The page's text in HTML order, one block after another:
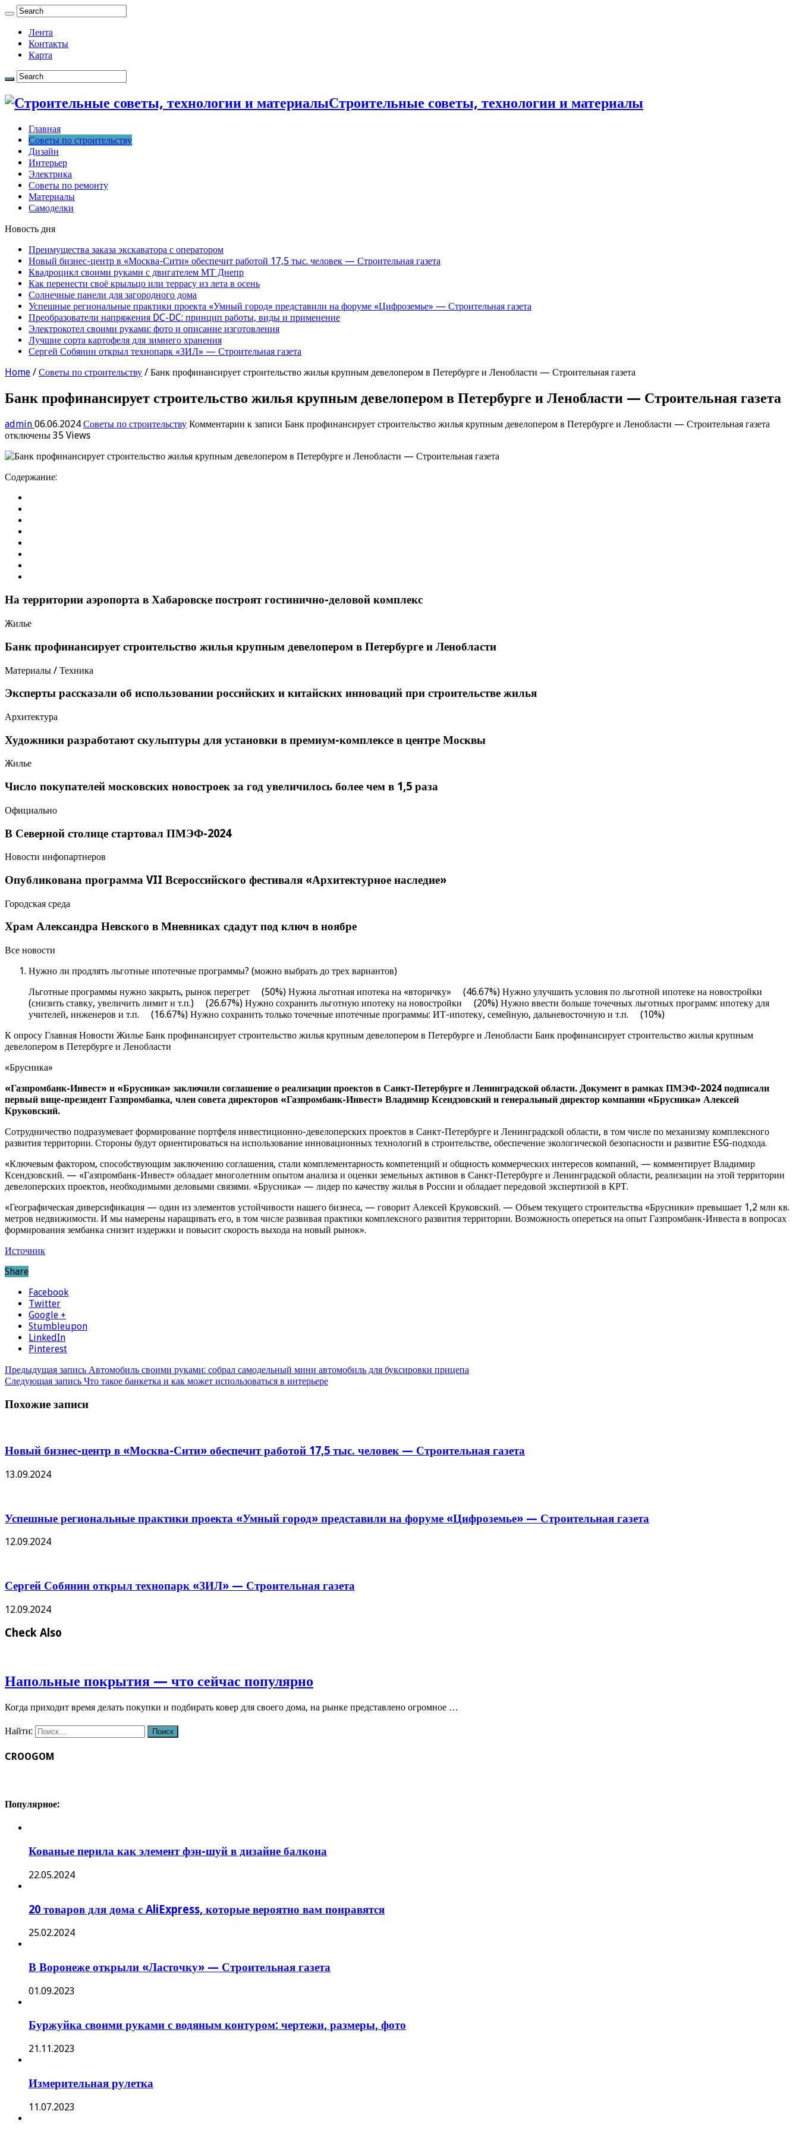
Лента
Контакты
Карта
Строительные советы, технологии и материалы
Главная
Советы по строительству
Дизайн
Интерьер
Электрика
Советы по ремонту
Материалы
Самоделки
Новость дня
Преимущества заказа экскаватора с оператором
Новый бизнес-центр в «Москва-Сити» обеспечит работой 17,5 тыс. человек — Строительная газета
Квадроцикл своими руками с двигателем МТ Днепр
Как перенести своё крыльцо или террасу из лета в осень
Солнечные панели для загородного дома
Успешные региональные практики проекта «Умный город» представили на форуме «Цифроземье» — Строительная газета
Преобразователи напряжения DC-DC: принцип работы, виды и применение
Электрокотел своими руками: фото и описание изготовления
Лучшие сорта картофеля для зимнего хранения
Сергей Собянин открыл технопарк «ЗИЛ» — Строительная газета
Home / Советы по строительству / Банк профинансирует строительство жилья крупным девелопером в Петербурге и Ленобласти — Строительная газета
Банк профинансирует строительство жилья крупным девелопером в Петербурге и Ленобласти — Строительная газета
admin 06.06.2024 Советы по строительству Комментарии к записи Банк профинансирует строительство жилья крупным девелопером в Петербурге и Ленобласти — Строительная газета
отключены 35 Views
Содержание:
На территории аэропорта в Хабаровске построят гостинично-деловой комплекс
Жилье
Банк профинансирует строительство жилья крупным девелопером в Петербурге и Ленобласти
Материалы / Техника
Эксперты рассказали об использовании российских и китайских инноваций при строительстве жилья
Архитектура
Художники разработают скульптуры для установки в премиум-комплексе в центре Москвы
Жилье
Число покупателей московских новостроек за год увеличилось более чем в 1,5 раза
Официально
В Северной столице стартовал ПМЭФ-2024
Новости инфопартнеров
Опубликована программа VII Всероссийского фестиваля «Архитектурное наследие»
Городская среда
Храм Александра Невского в Мневниках сдадут под ключ в ноябре
Все новости
Нужно ли продлять льготные ипотечные программы? (можно выбрать до трех вариантов)
Льготные программы нужно закрыть, рынок перегрет (50%) Нужна льготная ипотека на «вторичку» (46.67%) Нужно улучшить условия по льготной ипотеке на новостройки
(снизить ставку, увеличить лимит и т.п.) (26.67%) Нужно сохранить льготную ипотеку на новостройки (20%) Нужно ввести больше точечных льготных программ: ипотеку для
учителей, инженеров и т.п. (16.67%) Нужно сохранить только точечные ипотечные программы: ИТ-ипотеку, семейную, дальневосточную и т.п. (10%)
К опросу Главная Новости Жилье Банк профинансирует строительство жилья крупным девелопером в Петербурге и Ленобласти Банк профинансирует строительство жилья крупным
девелопером в Петербурге и Ленобласти
«Брусника»
«Газпромбанк-Инвест» и «Брусника» заключили соглашение о реализации проектов в Санкт-Петербурге и Ленинградской области. Документ в рамках ПМЭФ-2024 подписали
первый вице-президент Газпромбанка, член совета директоров «Газпромбанк-Инвест» Владимир Ксендзовский и генеральный директор компании «Брусника» Алексей
Круковский.
Сотрудничество подразумевает формирование портфеля инвестиционно-девелоперских проектов в Санкт-Петербурге и Ленинградской области, в том числе по механизму комплексного
развития территории. Стороны будут ориентироваться на использование инновационных технологий в строительстве, обеспечение экологической безопасности и развитие ESG-подхода.
«Ключевым фактором, способствующим заключению соглашения, стали комплементарность компетенций и общность коммерческих интересов компаний, — комментирует Владимир
Ксендзовский. — «Газпромбанк-Инвест» обладает многолетним опытом анализа и оценки земельных активов в Санкт-Петербурге и Ленинградской области, реализации на этой территории
девелоперских проектов, необходимыми деловыми связями. «Брусника» — лидер по качеству жилья в России и обладает передовой экспертизой в КРТ.
«Географическая диверсификация — один из элементов устойчивости нашего бизнеса, — говорит Алексей Круковский. — Объем текущего строительства «Брусники» превышает 1,2 млн кв.
метров недвижимости. И мы намерены наращивать его, в том числе развивая практики комплексного развития территории. Возможность опереться на опыт Газпромбанк-Инвеста в вопросах
формирования зембанка снизит издержки и повысит скорость выхода на новый рынок».
Источник
Share
Facebook
Twitter
Google +
Stumbleupon
LinkedIn
Pinterest
Предыдущая запись Автомобиль своими руками: собрал самодельный мини автомобиль для буксировки прицепа
Следующая запись Что такое банкетка и как может использоваться в интерьере
Похожие записи
Новый бизнес-центр в «Москва-Сити» обеспечит работой 17,5 тыс. человек — Строительная газета
13.09.2024
Успешные региональные практики проекта «Умный город» представили на форуме «Цифроземье» — Строительная газета
12.09.2024
Сергей Собянин открыл технопарк «ЗИЛ» — Строительная газета
12.09.2024
Check Also
Напольные покрытия — что сейчас популярно
Когда приходит время делать покупки и подбирать ковер для своего дома, на рынке представлено огромное …
Найти:
CROOGOM
Популярное:
Кованые перила как элемент фэн-шуй в дизайне балкона
22.05.2024
20 товаров для дома с AliExpress, которые вероятно вам понравятся
25.02.2024
В Воронеже открыли «Ласточку» — Строительная газета
01.09.2023
Буржуйка своими руками с водяным контуром: чертежи, размеры, фото
21.11.2023
Измерительная рулетка
11.07.2023